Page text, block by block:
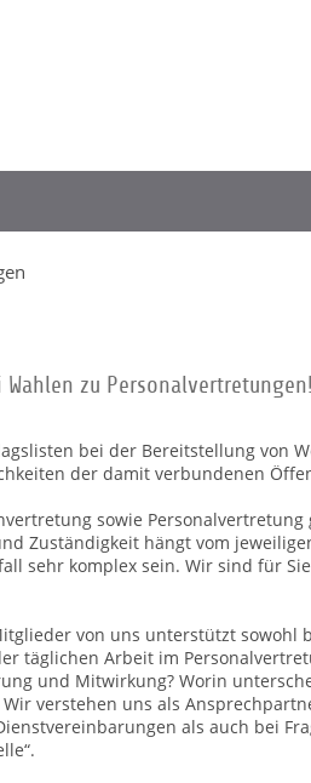
zu Personalvertretungen!
bei der Bereitstellung von
der damit verbundenen
sowie
Zuständigkeit hängt vom
sehr komplex sein. Wir sind für
von uns unterstützt sowohl
täglichen Arbeit im
und Mitwirkung? Worin
verstehen uns als
als auch bei